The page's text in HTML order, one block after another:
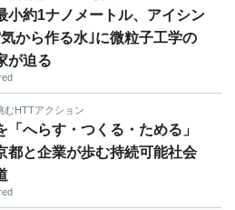
小約1ナノメートル、アイシン
から作る水｣に微粒子工学の
が迫る
むHTTアクション
「へらす・つくる・ためる」
都と企業が歩む持続可能社会